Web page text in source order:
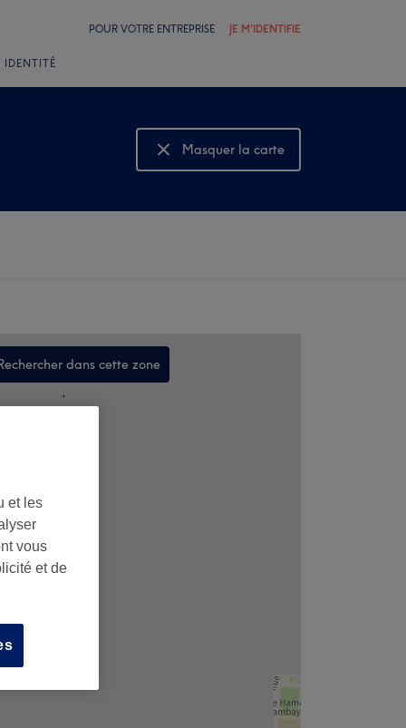
POUR VOTRE ENTREPRISE JE M'IDENTIFIE
IDENTITÉ
Masquer la carte
Montrer la carte
dans cette zone
,
et les
vous
et de